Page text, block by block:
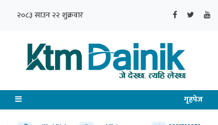
२०८३ साउन २२ शुक्रवार
गृहपेज